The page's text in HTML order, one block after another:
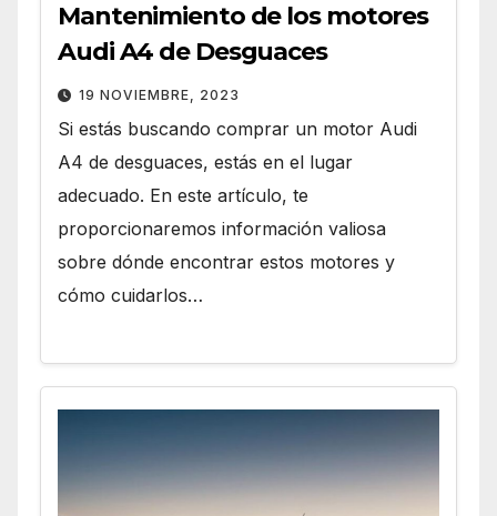
Mantenimiento de los motores
Audi A4 de Desguaces
19 NOVIEMBRE, 2023
Si estás buscando comprar un motor Audi
A4 de desguaces, estás en el lugar
adecuado. En este artículo, te
proporcionaremos información valiosa
sobre dónde encontrar estos motores y
cómo cuidarlos…